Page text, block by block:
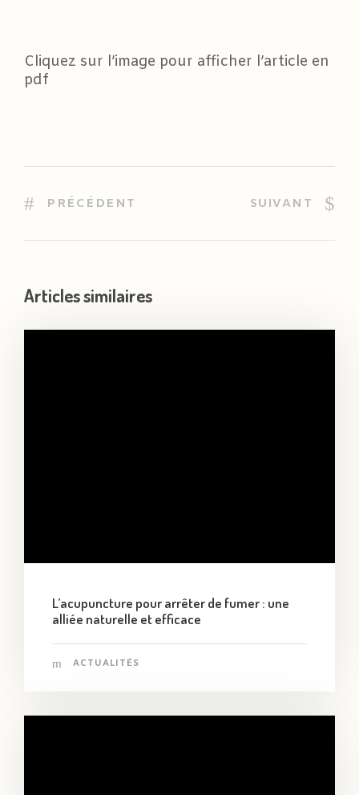
Cliquez sur l’image pour afficher l’article en
pdf
PRÉCÉDENT SUIVANT
Articles similaires
L’acupuncture pour arrêter de fumer : une
alliée naturelle et efficace
ACTUALITÉS